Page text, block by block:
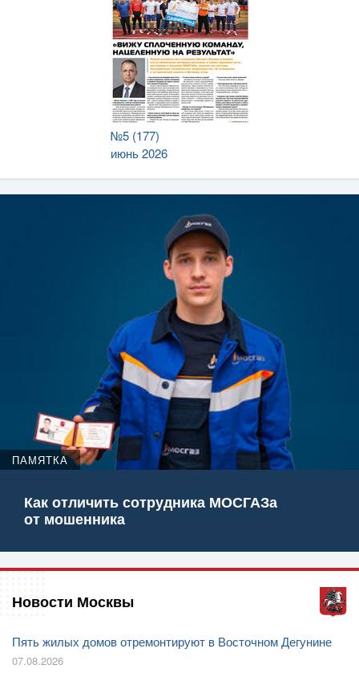
№5 (177)
июнь 2026
ПАМЯТКА
Как отличить сотрудника МОСГАЗа
от мошенника
Новости Москвы
Пять жилых домов отремонтируют в Восточном Дегунине
07.08.2026